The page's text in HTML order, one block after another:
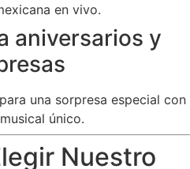
en vivo.
aniversarios y
una sorpresa especial con
único.
Nuestro